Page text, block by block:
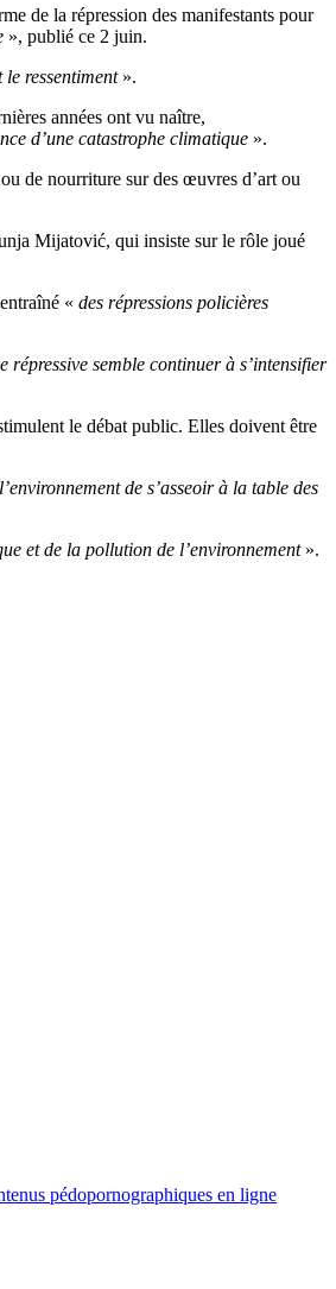
de la répression des manifestants pour
», publié ce 2 juin.
le ressentiment ».
années ont vu naître,
d’une catastrophe climatique ».
de nourriture sur des œuvres d’art ou
Mijatović, qui insiste sur le rôle joué
« des répressions policières
répressive semble continuer à s’intensifier
le débat public. Elles doivent être
de s’asseoir à la table des
et de la pollution de l’environnement ».
pédopornographiques en ligne